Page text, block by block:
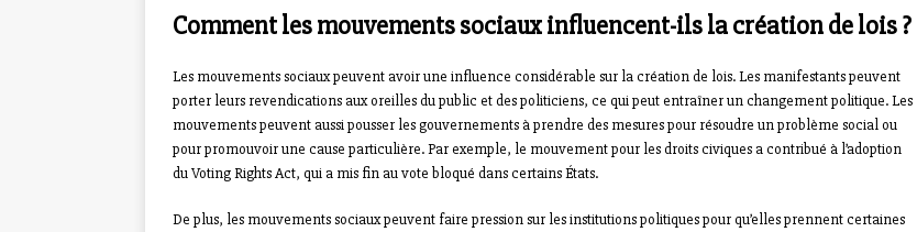
Comment les mouvements sociaux influencent-ils la création de lois ?
Les mouvements sociaux peuvent avoir une influence considérable sur la création de lois. Les manifestants peuvent
porter leurs revendications aux oreilles du public et des politiciens, ce qui peut entraîner un changement politique. Les
mouvements peuvent aussi pousser les gouvernements à prendre des mesures pour résoudre un problème social ou
pour promouvoir une cause particulière. Par exemple, le mouvement pour les droits civiques a contribué à l’adoption
du Voting Rights Act, qui a mis fin au vote bloqué dans certains États.
De plus, les mouvements sociaux peuvent faire pression sur les institutions politiques pour qu’elles prennent certaines